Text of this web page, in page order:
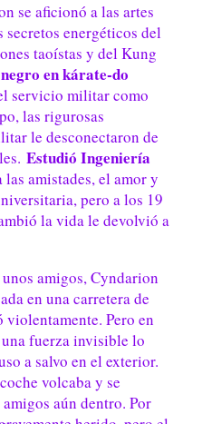
se aficionó a las artes
energéticos del
taoístas y del Kung
en kárate-do
servicio militar como
las rigurosas
le desconectaron de
Estudió Ingeniería
amistades, el amor y
pero a los 19
la vida le devolvió a
amigos, Cyndarion
en una carretera de
Pero en
fuerza invisible lo
a salvo en el exterior.
volcaba y se
aún dentro. Por